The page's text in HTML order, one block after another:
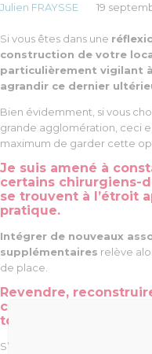
Julien FRAYSSE 19
Si vous êtes dans une
construction de votre
particulièrement vigilant
agrandir ce dernier
Bien évidemment, si vous
grande agglomération, ceci
maximum de garder cette
Je suis amené à
certains chirurgiens-
se trouvent à l’étroit
pratique.
Intégrer de nouveaux
supplémentaires relève
de place.
Revendre,
c’est autant de perte
toujours source de
S’il y a bien un domaine où